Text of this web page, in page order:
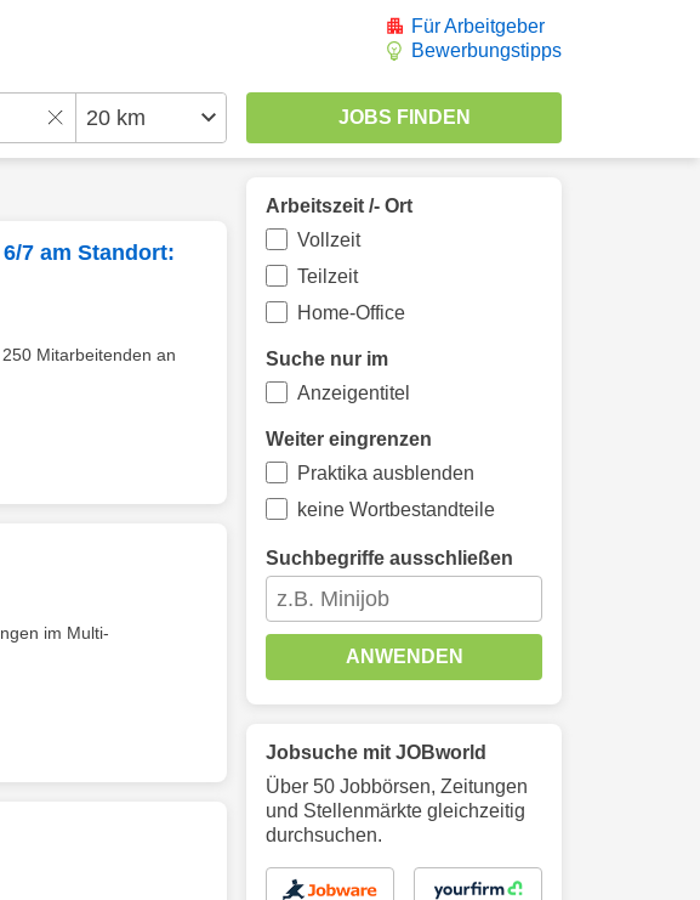
Für Arbeitgeber
Bewerbungstipps
7 am Standort:
250 Mitarbeitenden an
im Multi-
Arbeitszeit /- Ort
Vollzeit
Teilzeit
Home-Office
Suche nur im
Anzeigentitel
Weiter eingrenzen
Praktika ausblenden
keine Wortbestandteile
Suchbegriffe ausschließen
ANWENDEN
Jobsuche mit JOBworld
Über 50 Jobbörsen, Zeitungen
und Stellenmärkte gleichzeitig
durchsuchen.